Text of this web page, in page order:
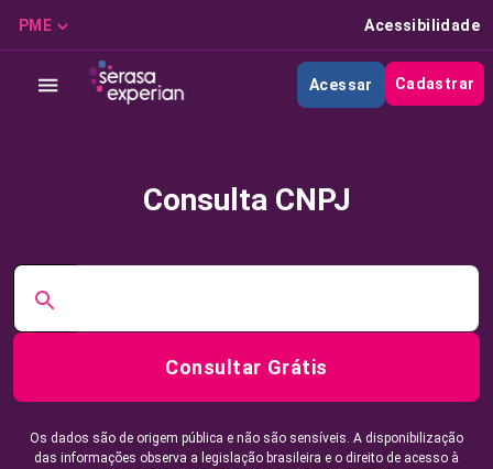
PME Acessibilidade
Acessar Cadastrar
Consulta CNPJ
Consultar Grátis
Os dados são de origem pública e não são sensíveis. A disponibilização
das informações observa a legislação brasileira e o direito de acesso à